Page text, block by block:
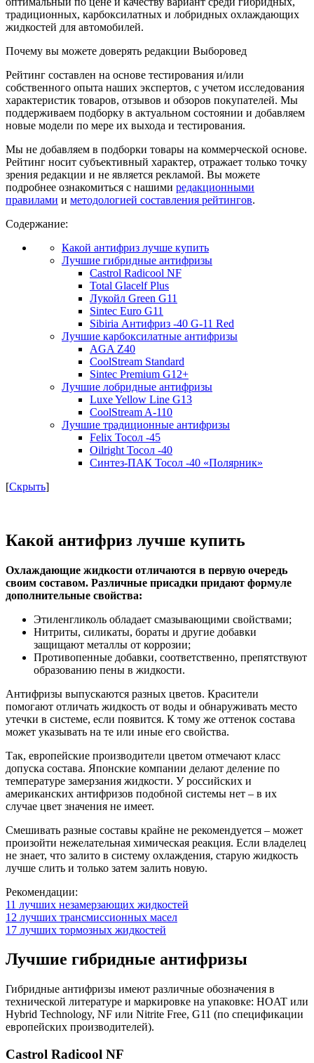
традиционных, карбоксилатных и лобридных охлаждающих
жидкостей для автомобилей.
Почему вы можете доверять редакции Выборовед
Рейтинг составлен на основе тестирования и/или
собственного опыта наших экспертов, с учетом исследования
характеристик товаров, отзывов и обзоров покупателей. Мы
поддерживаем подборку в актуальном состоянии и добавляем
новые модели по мере их выхода и тестирования.
Мы не добавляем в подборки товары на коммерческой основе.
Рейтинг носит субъективный характер, отражает только точку
зрения редакции и не является рекламой. Вы можете
подробнее ознакомиться с нашими редакционными
правилами и методологией составления рейтингов.
Содержание:
Какой антифриз лучше купить
Лучшие гибридные антифризы
Castrol Radicool NF
Total Glacelf Plus
Лукойл Green G11
Sintec Euro G11
Sibiria Антифриз -40 G-11 Red
Лучшие карбоксилатные антифризы
AGA Z40
CoolStream Standard
Sintec Premium G12+
Лучшие лобридные антифризы
Luxe Yellow Line G13
CoolStream A-110
Лучшие традиционные антифризы
Felix Тосол -45
Oilright Тосол -40
Синтез-ПАК Тосол -40 «Полярник»
[Скрыть]
Какой антифриз лучше купить
Охлаждающие жидкости отличаются в первую очередь
своим составом. Различные присадки придают формуле
дополнительные свойства:
Этиленгликоль обладает смазывающими свойствами;
Нитриты, силикаты, бораты и другие добавки
защищают металлы от коррозии;
Противопенные добавки, соответственно, препятствуют
образованию пены в жидкости.
Антифризы выпускаются разных цветов. Красители
помогают отличать жидкость от воды и обнаруживать место
утечки в системе, если появится. К тому же оттенок состава
может указывать на те или иные его свойства.
Так, европейские производители цветом отмечают класс
допуска состава. Японские компании делают деление по
температуре замерзания жидкости. У российских и
американских антифризов подобной системы нет – в их
случае цвет значения не имеет.
Смешивать разные составы крайне не рекомендуется – может
произойти нежелательная химическая реакция. Если владелец
не знает, что залито в систему охлаждения, старую жидкость
лучше слить и только затем залить новую.
Рекомендации:
11 лучших незамерзающих жидкостей
12 лучших трансмиссионных масел
17 лучших тормозных жидкостей
Лучшие гибридные антифризы
Гибридные антифризы имеют различные обозначения в
технической литературе и маркировке на упаковке: HOAT или
Hybrid Technology, NF или Nitrite Free, G11 (по спецификации
европейских производителей).
Castrol Radicool NF